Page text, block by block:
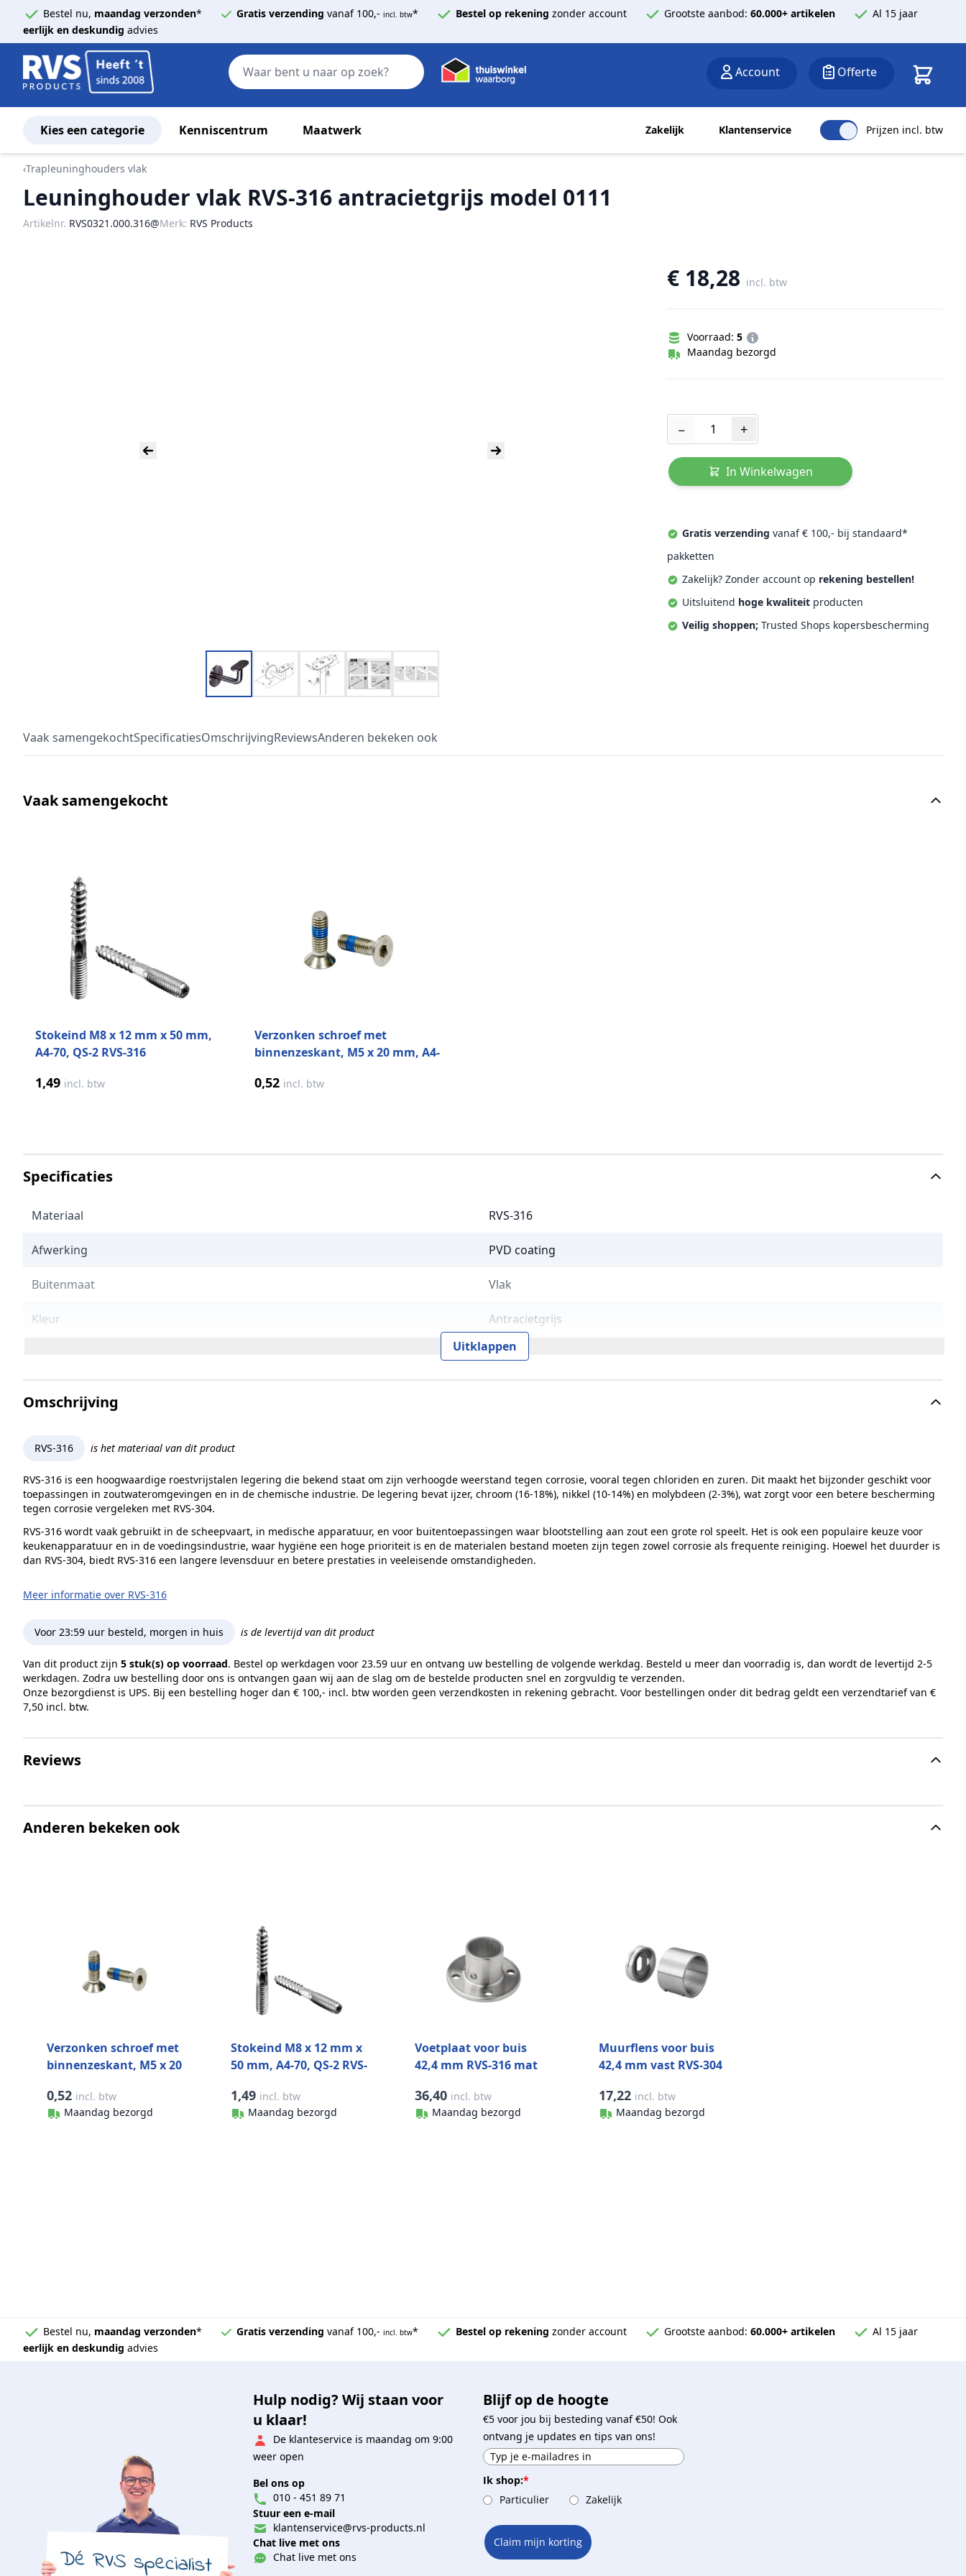
Bestel nu, maandag verzonden* Gratis verzending vanaf 100,- incl. btw* Bestel op rekening zonder account Grootste aanbod: 60.000+ artikelen
Al 15 jaar
eerlijk en deskundig advies
Zoek
Account Offerte
Kies een categorie Kenniscentrum Maatwerk Zakelijk Klantenservice Prijzen incl. btw
Ga naar de inhoud
‹Trapleuninghouders vlak
Leuninghouder vlak RVS-316 antracietgrijs model 0111
Artikelnr. RVS0321.000.316@Merk: RVS Products
€ 18,28 incl. btw
Maandag bezorgd
Voorraad: 5
Aantal
− +
In Winkelwagen
Gratis verzending vanaf € 100,- bij standaard*
pakketten
Zakelijk? Zonder account op rekening bestellen!
Uitsluitend hoge kwaliteit producten
Veilig shoppen; Trusted Shops kopersbescherming
Vaak samengekochtSpecificatiesOmschrijvingReviewsAnderen bekeken ook
Vaak samengekocht
Stokeind M8 x 12 mm x 50 mm,
A4-70, QS-2 RVS-316
1,49 incl. btw
Verzonken schroef met
binnenzeskant, M5 x 20 mm, A4-
0,52 incl. btw
Specificaties
Materiaal RVS-316
Afwerking PVD coating
Buitenmaat Vlak
Kleur Antracietgrijs
74 mm
Vorm
Hoogte 50 mm
Merk RVS Products
Model 0111
Uitklappen
Omschrijving
RVS-316 is het materiaal van dit product
RVS-316 is een hoogwaardige roestvrijstalen legering die bekend staat om zijn verhoogde weerstand tegen corrosie, vooral tegen chloriden en zuren. Dit maakt het bijzonder geschikt voor
toepassingen in zoutwateromgevingen en in de chemische industrie. De legering bevat ijzer, chroom (16-18%), nikkel (10-14%) en molybdeen (2-3%), wat zorgt voor een betere bescherming
tegen corrosie vergeleken met RVS-304.
RVS-316 wordt vaak gebruikt in de scheepvaart, in medische apparatuur, en voor buitentoepassingen waar blootstelling aan zout een grote rol speelt. Het is ook een populaire keuze voor
keukenapparatuur en in de voedingsindustrie, waar hygiëne een hoge prioriteit is en de materialen bestand moeten zijn tegen zowel corrosie als frequente reiniging. Hoewel het duurder is
dan RVS-304, biedt RVS-316 een langere levensduur en betere prestaties in veeleisende omstandigheden.
Meer informatie over RVS-316
Voor 23:59 uur besteld, morgen in huis is de levertijd van dit product
Van dit product zijn 5 stuk(s) op voorraad. Bestel op werkdagen voor 23.59 uur en ontvang uw bestelling de volgende werkdag. Besteld u meer dan voorradig is, dan wordt de levertijd 2-5
werkdagen. Zodra uw bestelling door ons is ontvangen gaan wij aan de slag om de bestelde producten snel en zorgvuldig te verzenden.
Onze bezorgdienst is UPS. Bij een bestelling hoger dan € 100,- incl. btw worden geen verzendkosten in rekening gebracht. Voor bestellingen onder dit bedrag geldt een verzendtarief van €
7,50 incl. btw.
Reviews
Anderen bekeken ook
Verzonken schroef met
binnenzeskant, M5 x 20
316
0,52 incl. btw
Maandag bezorgd
Stokeind M8 x 12 mm x
50 mm, A4-70, QS-2 RVS-
1,49 incl. btw
Maandag bezorgd
Voetplaat voor buis
42,4 mm RVS-316 mat
36,40 incl. btw
Maandag bezorgd
Muurflens voor buis
42,4 mm vast RVS-304
0504
17,22 incl. btw
Maandag bezorgd
Bestel nu, maandag verzonden* Gratis verzending vanaf 100,- incl. btw* Bestel op rekening zonder account Grootste aanbod: 60.000+ artikelen
Al 15 jaar
eerlijk en deskundig advies
Hulp nodig? Wij staan voor
u klaar!
De klanteservice is maandag om 9:00
weer open
Bel ons op
010 - 451 89 71
Stuur een e-mail
klantenservice@rvs-products.nl
Chat live met ons
Chat live met ons
Blijf op de hoogte
€5 voor jou bij besteding vanaf €50! Ook
ontvang je updates en tips van ons!
Ik shop:*
Particulier
Zakelijk
Claim mijn korting